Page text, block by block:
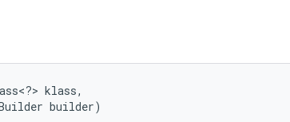
klass,
builder)